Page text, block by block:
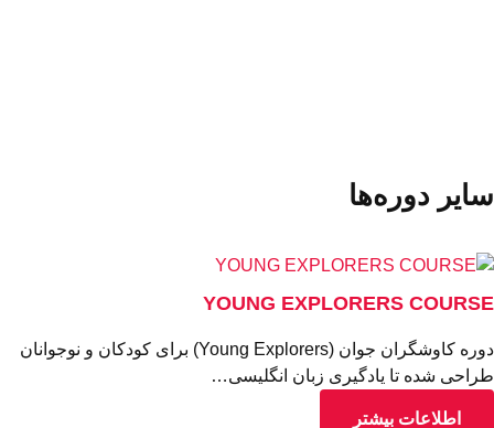
دوره‌ها
YOUNG EXPLORERS
دوره کاوشگران جوان (Young Explorers) برای کودکان و نوجوانان
شده تا یادگیری زبان انگلیسی…
اطلاعات بیشتر